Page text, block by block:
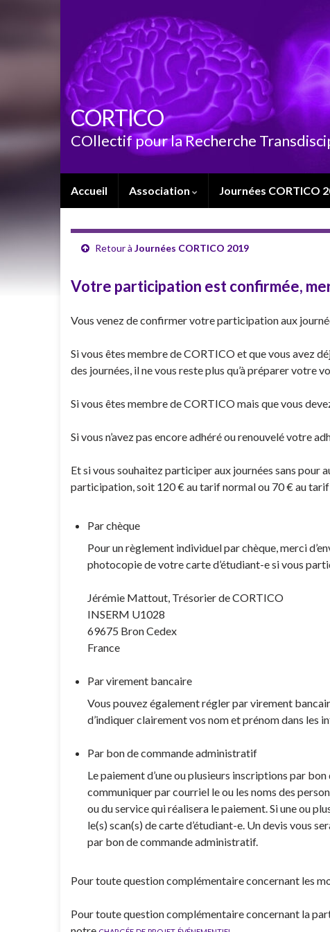
CORTICO
COllectif pour la Recherche
Accueil Association Journées CORTICO
Retour à Journées CORTICO 2019
Votre participation est confirmée,
Vous venez de confirmer votre participation aux
Si vous êtes membre de CORTICO et que vous avez
des journées, il ne vous reste plus qu’à préparer votre
Si vous êtes membre de CORTICO mais que vous
Si vous n’avez pas encore adhéré ou renouvelé votre
Et si vous souhaitez participer aux journées sans pour
participation, soit 120 € au tarif normal ou 70 € au
Par chèque
Pour un règlement individuel par chèque, merci
photocopie de votre carte d’étudiant-e si vous
Jérémie Mattout, Trésorier de CORTICO
INSERM U1028
69675 Bron Cedex
France
Par virement bancaire
Vous pouvez également régler par virement
d’indiquer clairement vos nom et prénom dans les
Par bon de commande administratif
Le paiement d’une ou plusieurs inscriptions par
communiquer par courriel le ou les noms des
ou du service qui réalisera le paiement. Si une ou
le(s) scan(s) de carte d’étudiant-e. Un devis vous
par bon de commande administratif.
Pour toute question complémentaire concernant les
Pour toute question complémentaire concernant la